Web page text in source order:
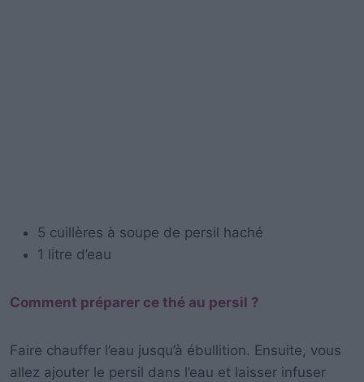
5 cuillères à soupe de persil haché
1 litre d’eau
Comment préparer ce thé au persil ?
Faire chauffer l’eau jusqu’à ébullition. Ensuite, vous
allez ajouter le persil dans l’eau et laisser infuser